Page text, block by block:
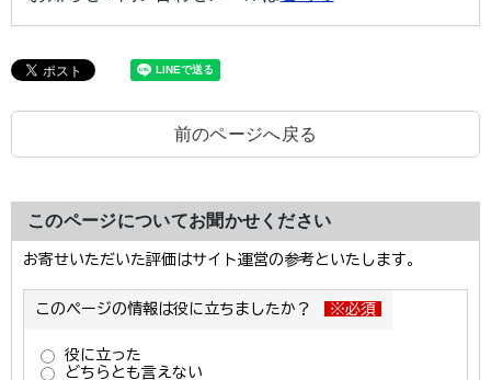
前のページへ戻る
このページについてお聞かせください